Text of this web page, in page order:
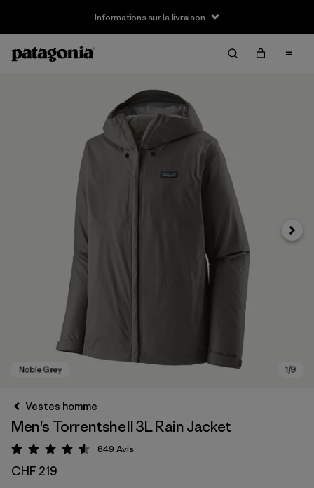
Informations sur la livraison
Vestes homme
Men's Torrentshell 3L Rain Jacket
Évaluation: 4.6 / 5
849 Avis
CHF 219